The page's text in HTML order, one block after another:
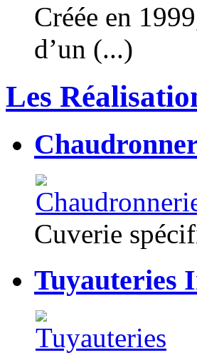
Créée en
d’un (...)
Les
Cuverie
Tuyauteries